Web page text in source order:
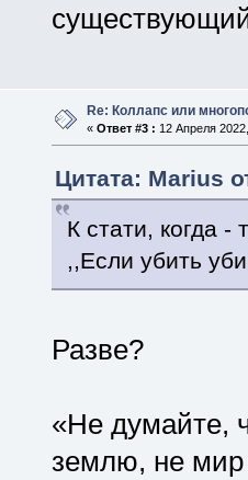
Re: Коллапс или
« Ответ #3 : 12 Апреля
Цитата: Marius
К стати, когда
,,Если убить
Разве?
«Не думайте,
землю, не